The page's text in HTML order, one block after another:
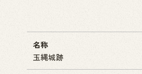
名称
玉縄城跡